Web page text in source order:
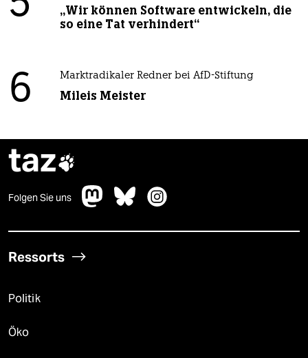
„Wir können Software entwickeln, die
so eine Tat verhindert“
6 Marktradikaler Redner bei AfD-Stiftung
Mileis Meister
taz
Folgen Sie uns
Ressorts
Politik
Öko